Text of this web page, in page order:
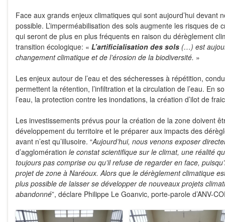
Face aux grands enjeux climatiques qui sont aujourd’hui devant
possible. L’imperméabilisation des sols augmente les risques de
qui seront de plus en plus fréquents en raison du dérèglement
transition écologique: « L’artificialisation des sols (…) est
changement climatique et de l’érosion de la biodiversité. »
Les enjeux autour de l’eau et des sécheresses à répétition,
permettent la rétention, l’infiltration et la circulation de l’eau. En
l’eau, la protection contre les inondations, la création d’ilot de
Les investissements prévus pour la création de la zone doivent
développement du territoire et le préparer aux impacts des
avant n’est qu’illusoire. “Aujourd’hui, nous venons exposer
d’agglomération le constat scientifique sur le climat, une réalité
toujours pas comprise ou qu’il refuse de regarder en face,
projet de zone à Naréoux. Alors que le dérèglement climatique
plus possible de laisser se développer de nouveaux projets
abandonné”, déclare Philippe Le Goanvic, porte-parole d’ANV-